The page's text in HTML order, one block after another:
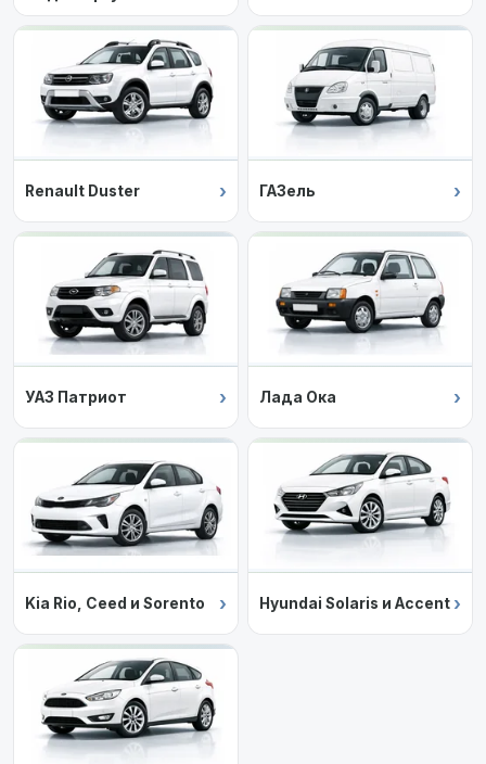
Renault Duster › ГАЗель ›
УАЗ Патриот › Лада Ока ›
Kia Rio, Ceed и Sorento › Hyundai Solaris и Accent ›